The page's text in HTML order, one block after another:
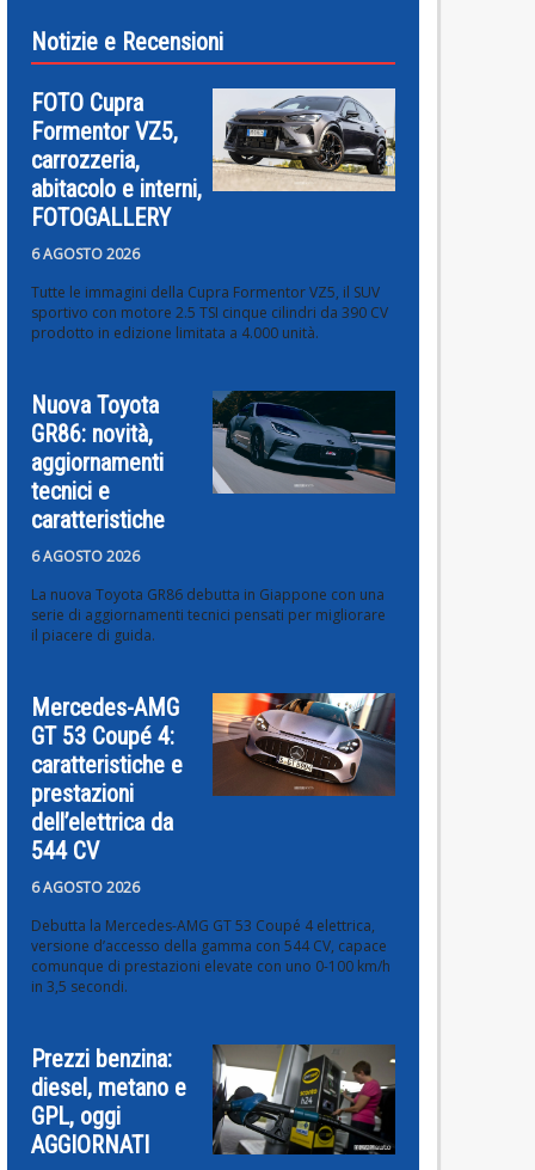
Notizie e Recensioni
FOTO Cupra
Formentor VZ5,
carrozzeria,
abitacolo e interni,
FOTOGALLERY
6 AGOSTO 2026
Tutte le immagini della Cupra Formentor VZ5, il SUV
sportivo con motore 2.5 TSI cinque cilindri da 390 CV
prodotto in edizione limitata a 4.000 unità.
Nuova Toyota
GR86: novità,
aggiornamenti
tecnici e
caratteristiche
6 AGOSTO 2026
La nuova Toyota GR86 debutta in Giappone con una
serie di aggiornamenti tecnici pensati per migliorare
il piacere di guida.
Mercedes-AMG
GT 53 Coupé 4:
caratteristiche e
prestazioni
dell’elettrica da
544 CV
6 AGOSTO 2026
Debutta la Mercedes-AMG GT 53 Coupé 4 elettrica,
versione d’accesso della gamma con 544 CV, capace
comunque di prestazioni elevate con uno 0-100 km/h
in 3,5 secondi.
Prezzi benzina:
diesel, metano e
GPL, oggi
AGGIORNATI